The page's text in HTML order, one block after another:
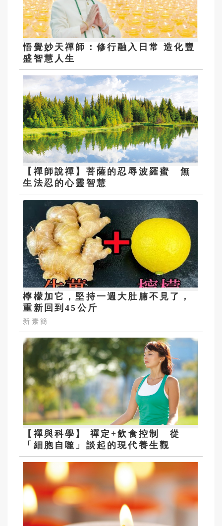
悟覺妙天禪師：修行融入日常 造化豐
盛智慧人生
【禪師說禪】菩薩的忍辱波羅蜜 無
生法忍的心靈智慧
檸檬加它，堅持一週大肚腩不見了，
重新回到45公斤
新素簡
【禪與科學】 禪定+飲食控制 從
「細胞自噬」談起的現代養生觀